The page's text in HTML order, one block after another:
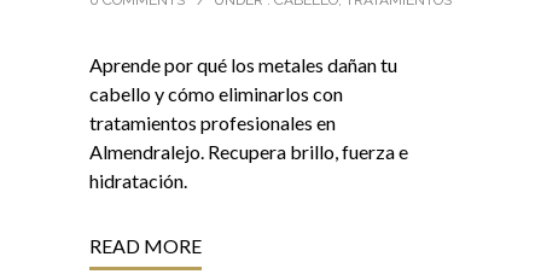
Aprende por qué los metales dañan tu
cabello y cómo eliminarlos con
tratamientos profesionales en
Almendralejo. Recupera brillo, fuerza e
hidratación.
READ MORE